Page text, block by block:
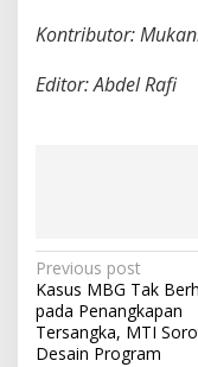
Kontributor:
Editor: Abdel Rafi
P
o
s
Previous post
Kasus MBG Tak
pada Penangkapan
Tersangka, MTI
Desain Program